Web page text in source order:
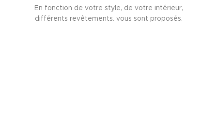
En fonction de votre style, de votre intérieur,
différents revêtements. vous sont proposés.